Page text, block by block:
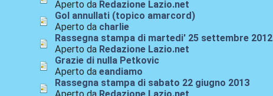
Aperto da Redazione Lazio.net
Gol annullati (topico amarcord)
Aperto da charlie
Rassegna stampa di martedi' 25 settembre 2012
Aperto da Redazione Lazio.net
Grazie di nulla Petkovic
Aperto daeandiamo
Rassegna stampa di sabato 22 giugno 2013